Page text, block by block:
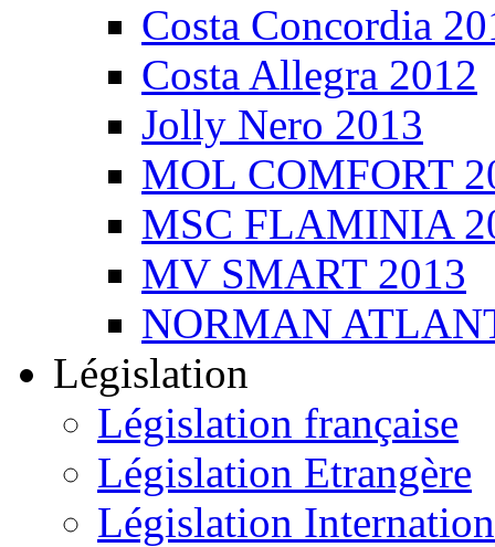
Costa Concordia
Costa Allegra 2012
Jolly Nero 2013
MOL COMFORT
MSC FLAMINIA
MV SMART 2013
NORMAN
Législation
Législation française
Législation Etrangère
Législation